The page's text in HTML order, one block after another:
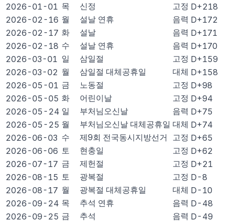
2026-01-01 목 신정 고정 D+218
2026-02-16 월 설날 연휴 음력 D+172
2026-02-17 화 설날 음력 D+171
2026-02-18 수 설날 연휴 음력 D+170
2026-03-01 일 삼일절 고정 D+159
2026-03-02 월 삼일절 대체공휴일 대체 D+158
2026-05-01 금 노동절 고정 D+98
2026-05-05 화 어린이날 고정 D+94
2026-05-24 일 부처님오신날 음력 D+75
2026-05-25 월 부처님오신날 대체공휴일 대체 D+74
2026-06-03 수 제9회 전국동시지방선거 고정 D+65
2026-06-06 토 현충일 고정 D+62
2026-07-17 금 제헌절 고정 D+21
2026-08-15 토 광복절 고정 D-8
2026-08-17 월 광복절 대체공휴일 대체 D-10
2026-09-24 목 추석 연휴 음력 D-48
2026-09-25 금 추석 음력 D-49